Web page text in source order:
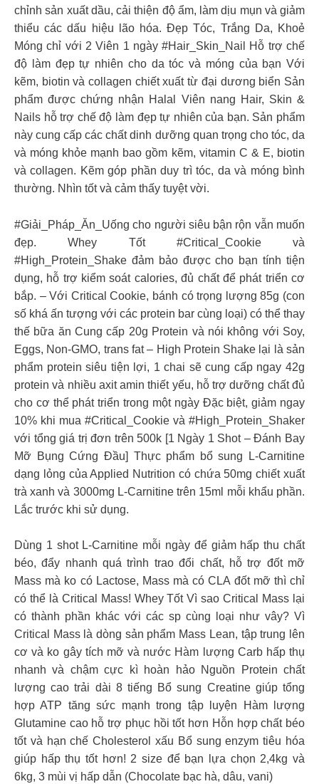
chỉnh sản xuất dầu, cải thiện độ ẩm, làm dịu mụn và giảm
thiểu các dấu hiệu lão hóa.⁣ Đẹp Tóc, Trắng Da, Khoẻ
Móng chỉ với 2 Viên 1 ngày #Hair_Skin_Nail Hỗ trợ chế
độ làm đẹp tự nhiên cho da tóc và móng của bạn Với
kẽm, biotin và collagen chiết xuất từ đại dương biển Sản
phẩm được chứng nhận Halal Viên nang Hair, Skin &
Nails hỗ trợ chế độ làm đẹp tự nhiên của bạn. Sản phẩm
này cung cấp các chất dinh dưỡng quan trọng cho tóc, da
và móng khỏe mạnh bao gồm kẽm, vitamin C & E, biotin
và collagen. Kẽm góp phần duy trì tóc, da và móng bình
thường. Nhìn tốt và cảm thấy tuyệt vời.
#Giải_Pháp_Ăn_Uống cho người siêu bận rộn vẫn muốn
đẹp. Whey Tốt #Critical_Cookie và
#High_Protein_Shake đảm bảo được cho bạn tính tiện
dụng, hỗ trợ kiểm soát calories, đủ chất để phát triển cơ
bắp. – Với Critical Cookie, bánh có trọng lượng 85g (con
số khá ấn tượng với các protein bar cùng loại) có thể thay
thế bữa ăn Cung cấp 20g Protein và nói không với Soy,
Eggs, Non-GMO, trans fat – High Protein Shake lại là sản
phẩm protein siêu tiện lợi, 1 chai sẽ cung cấp ngay 42g
protein và nhiều axit amin thiết yếu, hỗ trợ dưỡng chất đủ
cho cơ thể phát triển trong một ngày Đặc biệt, giảm ngay
10% khi mua #Critical_Cookie và #High_Protein_Shaker
với tổng giá trị đơn trên 500k [1 Ngày 1 Shot – Đánh Bay
Mỡ Bụng Cứng Đầu] Thực phẩm bổ sung L-Carnitine
dạng lỏng của Applied Nutrition có chứa 50mg chiết xuất
trà xanh và 3000mg L-Carnitine trên 15ml mỗi khẩu phần.
Lắc trước khi sử dụng.
Dùng 1 shot L-Carnitine mỗi ngày để giảm hấp thu chất
béo, đẩy nhanh quá trình trao đổi chất, hỗ trợ đốt mỡ
Mass mà ko có Lactose, Mass mà có CLA đốt mỡ thì chỉ
có thể là Critical Mass! Whey Tốt Vì sao Critical Mass lại
có thành phần khác với các sp cùng loại như vây? Vì
Critical Mass là dòng sản phẩm Mass Lean, tập trung lên
cơ và ko gây tích mỡ và nước Hàm lượng Carb hấp thụ
nhanh và chậm cực kì hoàn hảo Nguồn Protein chất
lượng cao trải dài 8 tiếng Bổ sung Creatine giúp tổng
hợp ATP tăng sức mạnh trong tập luyện Hàm lượng
Glutamine cao hỗ trợ phục hồi tốt hơn Hỗn hợp chất béo
tốt và hạn chế Cholesterol xấu Bổ sung enzym tiêu hóa
giúp hấp thụ tốt hơn! 2 size để bạn lựa chọn 2,4kg và
6kg, 3 mùi vị hấp dẫn (Chocolate bạc hà, dâu, vani)